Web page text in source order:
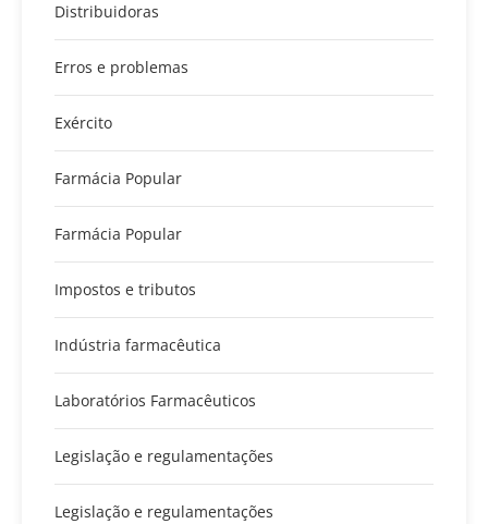
Distribuidoras
Erros e problemas
Exército
Farmácia Popular
Farmácia Popular
Impostos e tributos
Indústria farmacêutica
Laboratórios Farmacêuticos
Legislação e regulamentações
Legislação e regulamentações